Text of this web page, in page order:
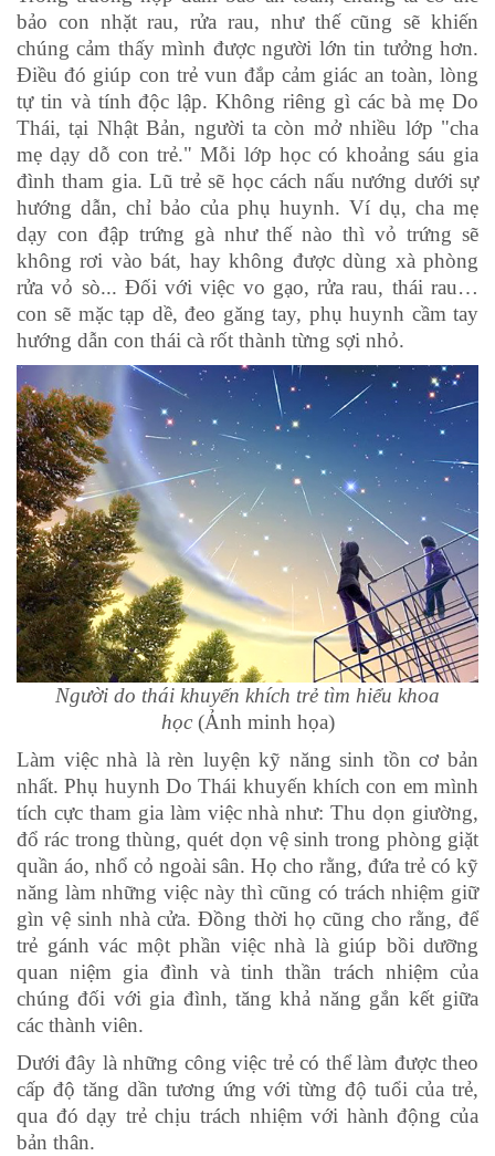
bảo con nhặt rau, rửa rau, như thế cũng sẽ khiến
chúng cảm thấy mình được người lớn tin tưởng hơn.
Điều đó giúp con trẻ vun đắp cảm giác an toàn, lòng
tự tin và tính độc lập. Không riêng gì các bà mẹ Do
Thái, tại Nhật Bản, người ta còn mở nhiều lớp "cha
mẹ dạy dỗ con trẻ." Mỗi lớp học có khoảng sáu gia
đình tham gia. Lũ trẻ sẽ học cách nấu nướng dưới sự
hướng dẫn, chỉ bảo của phụ huynh. Ví dụ, cha mẹ
dạy con đập trứng gà như thế nào thì vỏ trứng sẽ
không rơi vào bát, hay không được dùng xà phòng
rửa vỏ sò... Đối với việc vo gạo, rửa rau, thái rau…
con sẽ mặc tạp dề, đeo găng tay, phụ huynh cầm tay
hướng dẫn con thái cà rốt thành từng sợi nhỏ.
Người do thái khuyến khích trẻ tìm hiểu khoa
học(Ảnh minh họa)
Làm việc nhà là rèn luyện kỹ năng sinh tồn cơ bản
nhất. Phụ huynh Do Thái khuyến khích con em mình
tích cực tham gia làm việc nhà như: Thu dọn giường,
đổ rác trong thùng, quét dọn vệ sinh trong phòng giặt
quần áo, nhổ cỏ ngoài sân. Họ cho rằng, đứa trẻ có kỹ
năng làm những việc này thì cũng có trách nhiệm giữ
gìn vệ sinh nhà cửa. Đồng thời họ cũng cho rằng, để
trẻ gánh vác một phần việc nhà là giúp bồi dưỡng
quan niệm gia đình và tinh thần trách nhiệm của
chúng đối với gia đình, tăng khả năng gắn kết giữa
các thành viên.
Dưới đây là những công việc trẻ có thể làm được theo
cấp độ tăng dần tương ứng với từng độ tuổi của trẻ,
qua đó dạy trẻ chịu trách nhiệm với hành động của
bản thân.